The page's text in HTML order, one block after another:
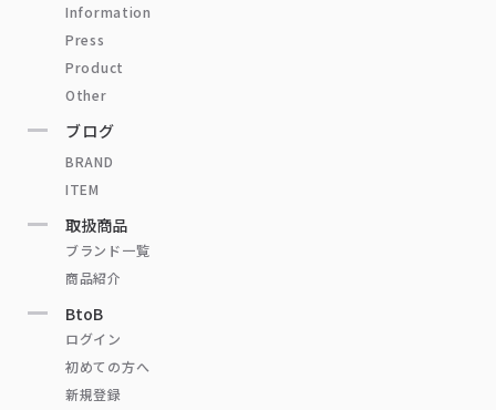
Information
Press
Product
Other
ブログ
BRAND
ITEM
取扱商品
ブランド一覧
商品紹介
BtoB
ログイン
初めての方へ
新規登録